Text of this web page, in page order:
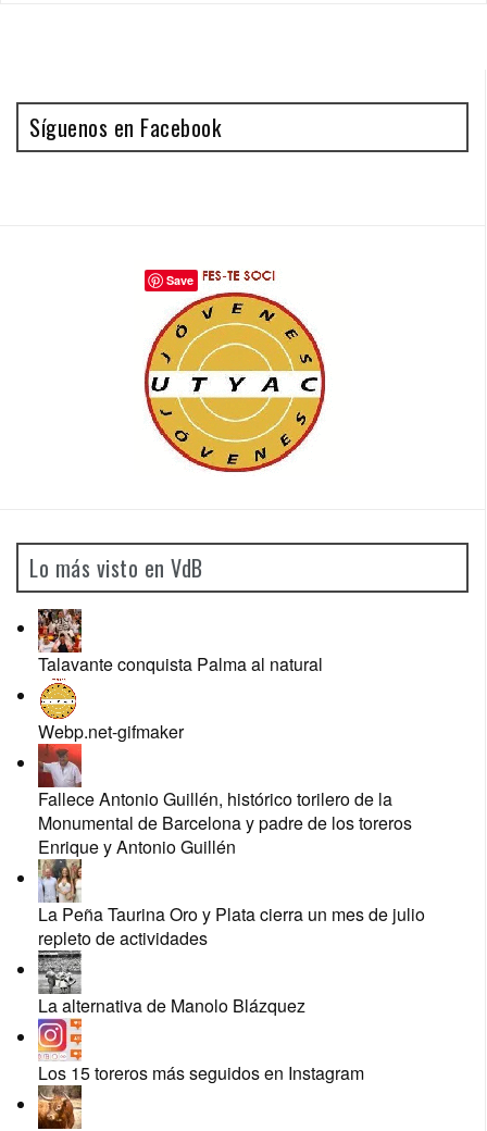
Síguenos en Facebook
Lo más visto en VdB
Talavante conquista Palma al natural
Webp.net-gifmaker
Fallece Antonio Guillén, histórico torilero de la
Monumental de Barcelona y padre de los toreros
Enrique y Antonio Guillén
La Peña Taurina Oro y Plata cierra un mes de julio
repleto de actividades
La alternativa de Manolo Blázquez
Los 15 toreros más seguidos en Instagram
Save